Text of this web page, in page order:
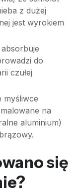
z dużej
jest wyrokiem
do
czułej
myśliwce
na
aluminium)
się